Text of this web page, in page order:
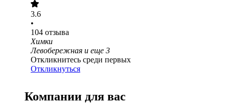
3.6
•
104 отзыва
Химки
Левобережная и еще 3
Откликнитесь среди первых
Откликнуться
Компании для вас